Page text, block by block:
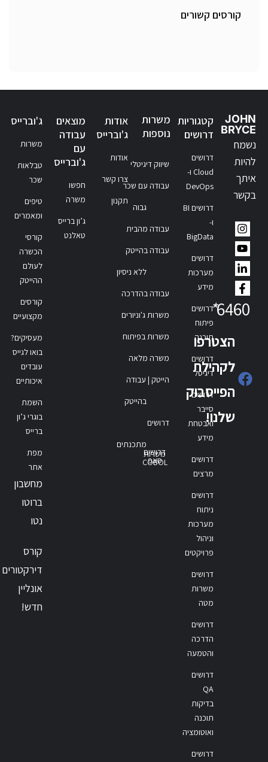
קורסים קשורים
JOHN
BRYCE
נשמח
להיות
איתך
בקשר
6460
*
הצטרפו
לקהילת
הפייסבוק
שלנו!
קטגוריות
דרושים
דרושים
Cloud ו-
DevOps
דרושים BI
ו-
BigData
דרושים
מערכות
מידע
דרושים
פיתוח
תוכנה
דרושים
דיגיטל
דרושים
סייבר
ואבטחת
מידע
דרושים
מרצים
דרושים
ניתוח
מערכות
וניהול
פרויקטים
דרושים
משרות
מטה
דרושים
הדרכה
והטמעה
דרושים
QA
בדיקות
תוכנה
ואוטומציה
דרושים
משרות
נוספות
שיווק דיגיטלי
עבודה עם שכר
גבוה
עבודה מהבית
עבודה בהייטק
ללא ניסיון
עבודה בהדרכה
משרות ג'וניורים
משרות בפיתוח
משרה מלאה
הייטק | עבודה
בהייטק
דרושים
מתכנתים
דרושים
סאפ
משרות
COBOL
אודות
ג'וברייס
אודות
צרו קשר
תקנון
מוצאים
עבודה
עם
ג'וברייס
חפשו
משרה
ג’ון ברייס
טאלנט
ג'וברייס
משרות
טבלאות
שכר
טיפים
ומאמרים
קורסי
הכשרה
לעולם
ההייטק
קורסים
מקצועיים
מעסיקים?
בואו לגייס
עובדים
איכותיים
השמת
בוגרי ג’ון
ברייס
מפת
אתר
מחשבון
ברוטו
נטו
קורס
דירקטורים
אונליין
חדש!